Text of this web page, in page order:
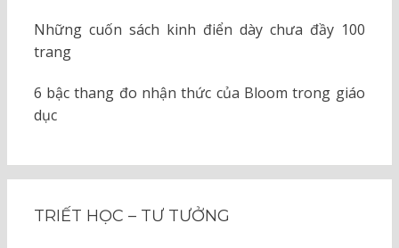
Những cuốn sách kinh điển dày chưa đầy 100
trang
6 bậc thang đo nhận thức của Bloom trong giáo
dục
TRIẾT HỌC – TƯ TƯỞNG